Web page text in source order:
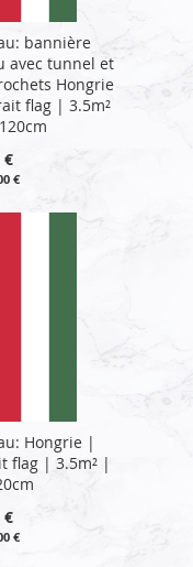
bannière
avec tunnel et
Hongrie
flag | 3.5m²
€
€
Hongrie |
flag | 3.5m² |
€
€